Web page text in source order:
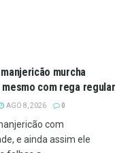
murcha
com rega regular
AGO 8, 2026 0
com
e ainda assim ele